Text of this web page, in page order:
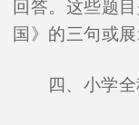
回答。这些题
国》的三句或
四、小学